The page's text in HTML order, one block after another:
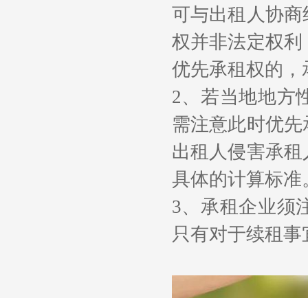
可与出租人协
权并非法定权
优先承租权的
2、若当地地方
需注意此时优
出租人侵害承
具体的计算标准
3、承租企业须
只有对于续租